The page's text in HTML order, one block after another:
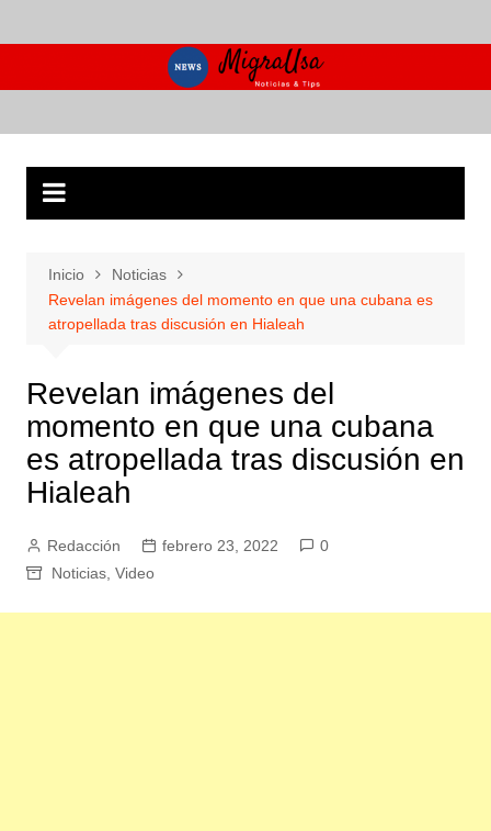
al
Inicio
Noticias
Revelan imágenes del momento en que una cubana es
atropellada tras discusión en Hialeah
Revelan imágenes del
momento en que una cubana
es atropellada tras discusión en
Hialeah
Redacción febrero 23, 2022
0
Noticias, Video